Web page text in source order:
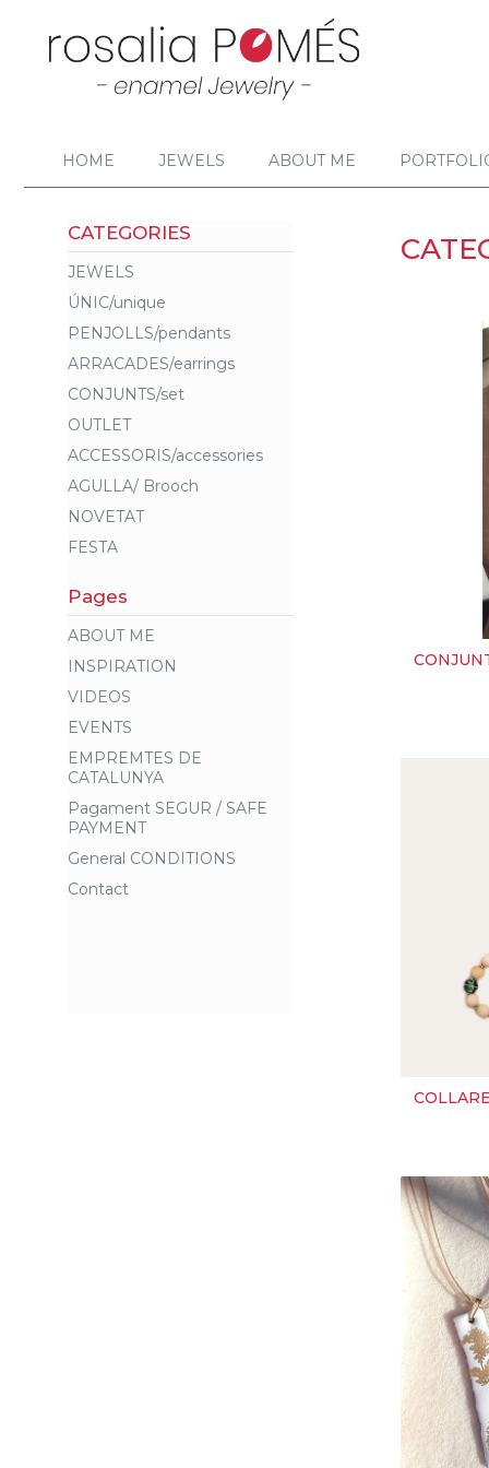
HOME JEWELS ABOUT ME
CATEGORIES
JEWELS
ÚNIC/unique
PENJOLLS/pendants
ARRACADES/earrings
CONJUNTS/set
OUTLET
ACCESSORIS/accessories
AGULLA/ Brooch
NOVETAT
FESTA
Pages
ABOUT ME
INSPIRATION
VIDEOS
EVENTS
EMPREMTES DE
CATALUNYA
Pagament SEGUR / SAFE
PAYMENT
General CONDITIONS
Contact